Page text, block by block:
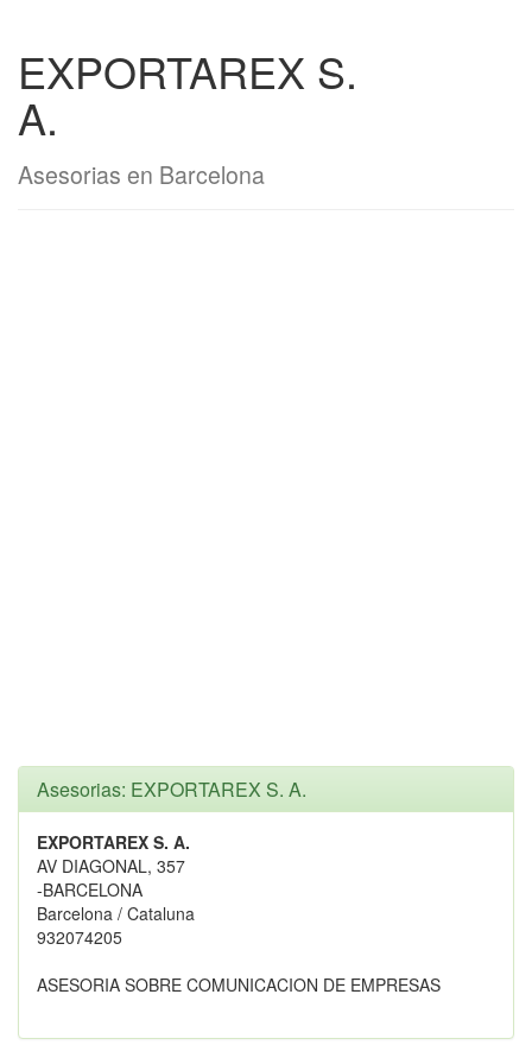
EXPORTAREX S.
A.
Asesorias en Barcelona
Asesorias: EXPORTAREX S. A.
EXPORTAREX S. A.
AV DIAGONAL, 357
-BARCELONA
Barcelona / Cataluna
932074205
ASESORIA SOBRE COMUNICACION DE EMPRESAS